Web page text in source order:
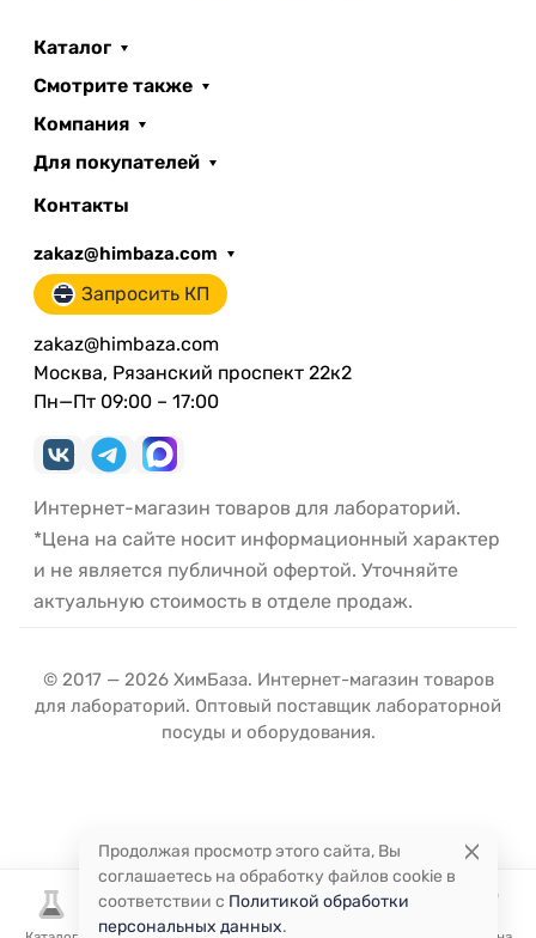
Каталог
Смотрите также
Компания
Для покупателей
Контакты
zakaz@himbaza.com
Запросить КП
zakaz@himbaza.com
Москва, Рязанский проспект 22к2
Пн—Пт 09:00 – 17:00
Интернет-магазин товаров для лабораторий.
*Цена на сайте носит информационный характер
и не является публичной офертой. Уточняйте
актуальную стоимость в отделе продаж.
© 2017 — 2026 ХимБаза. Интернет-магазин товаров
для лабораторий. Оптовый поставщик лабораторной
посуды и оборудования.
Продолжая просмотр этого сайта, Вы
соглашаетесь на обработку файлов cookie в
соответствии с Политикой обработки
персональных данных.